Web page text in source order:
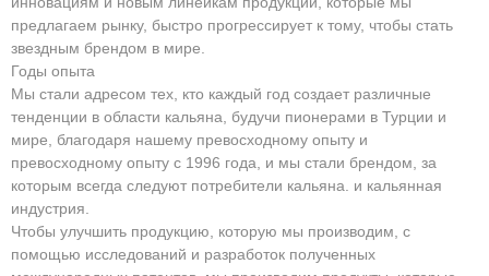
предлагаем рынку, быстро прогрессирует к тому, чтобы стать
звездным брендом в мире.
Годы опыта
Мы стали адресом тех, кто каждый год создает различные
тенденции в области кальяна, будучи пионерами в Турции и
мире, благодаря нашему превосходному опыту и
превосходному опыту с 1996 года, и мы стали брендом, за
которым всегда следуют потребители кальяна. и кальянная
индустрия.
Чтобы улучшить продукцию, которую мы производим, с
помощью исследований и разработок полученных